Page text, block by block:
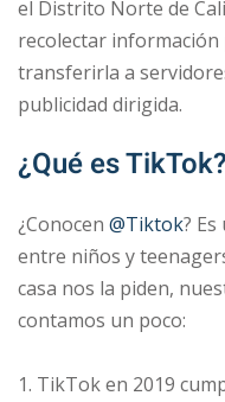
el Distrito Norte de
recolectar
transferirla a
publicidad dirigida.
¿Qué es TikTok?
¿Conocen @Tiktok?
entre niños y
casa nos la piden,
contamos un poco:
1. TikTok en 2019